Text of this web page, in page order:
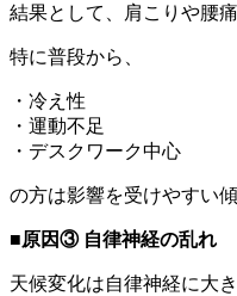
結果として、肩こりや腰
特に普段から、
・冷え性
・運動不足
・デスクワーク中心
の方は影響を受けやすい
■原因③ 自律神経の乱れ
天候変化は自律神経に大